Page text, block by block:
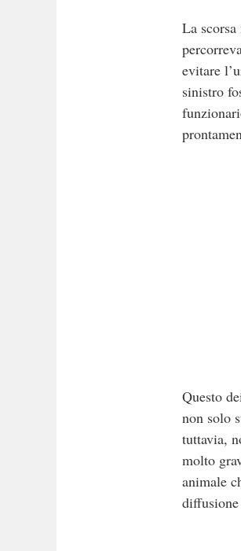
La
evitare
sinistro
Questo
non solo
tuttavia,
molto
animale